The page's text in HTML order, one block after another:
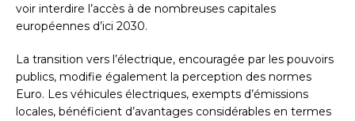
voir interdire l’accès à de nombreuses capitales
européennes d’ici 2030.
La transition vers l’électrique, encouragée par les pouvoirs
publics, modifie également la perception des normes
Euro. Les véhicules électriques, exempts d’émissions
locales, bénéficient d’avantages considérables en termes